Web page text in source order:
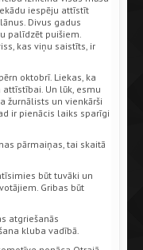
iespēju attīstīt
Divus gadus
palīdzēt puišiem.
kas viņu saistīts, ir
oktobrī. Liekas, ka
Un lūk, esmu
žurnālists un vienkārši
ir pienācis laiks sparīgi
pārmaiņas, tai skaitā
būt tuvāki un
Gribas būt
atgriešanās
kluba vadībā.